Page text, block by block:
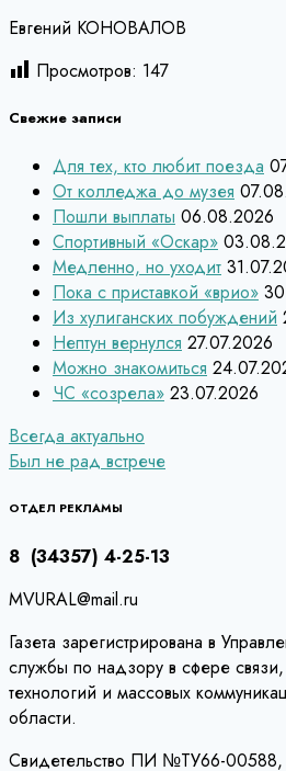
Евгений КОНОВАЛОВ
Просмотров: 147
Свежие записи
Для тех, кто любит поезда
От колледжа до музея
Пошли выплаты 06.08.2026
Спортивный «Оскар»
Медленно, но уходит
Пока с приставкой «врио»
Из хулиганских побуждений
Нептун вернулся 27.07.2026
Можно знакомиться
ЧС «созрела» 23.07.2026
Навигация
по
записям
Всегда актуально
Был не рад встрече
ОТДЕЛ РЕКЛАМЫ
8 (34357) 4-25-13
MVURAL@mail.ru
Газета зарегистрирована в
службы по надзору в сфере
технологий и массовых
области.
Свидетельство ПИ №ТУ66-00588,